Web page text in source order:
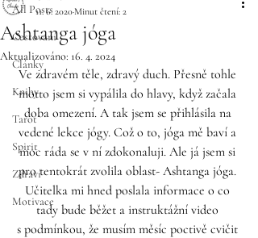
All Posts
Cestování
Články
Knihy
Tarot
Spirit
Zdraví
Motivace
Ashtanga jóga
11. 6. 2020 Minut čtení: 2
Aktualizováno: 16. 4. 2024
Ve zdravém těle, zdravý duch. Přesně tohle
motto jsem si vypálila do hlavy, když začala
doba omezení. A tak jsem se přihlásila na
vedené lekce jógy. Což o to, jóga mě baví a
moc ráda se v ní zdokonaluji. Ale já jsem si
pro tentokrát zvolila oblast- Ashtanga jóga.
Učitelka mi hned poslala informace o co
tady bude běžet a instruktážní video
s podmínkou, že musím měsíc poctivě cvičit